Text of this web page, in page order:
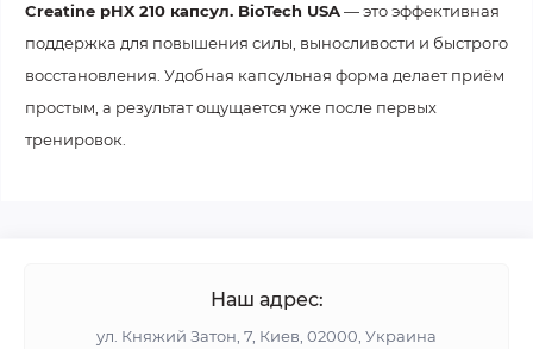
Creatine pHX 210 капсул. BioTech USA— этоэффективная
поддержка для повышения силы, выносливости и быстрого
восстановления . Удобная капсульная форма делает приём
простым, а результат ощущается уже после первых
тренировок.
Наш адрес:
ул. Княжий Затон, 7, Киев, 02000, Украина